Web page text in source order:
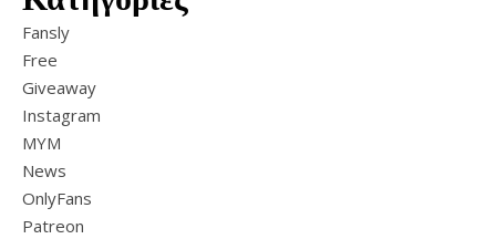
Fansly
Free
Giveaway
Instagram
MYM
News
OnlyFans
Patreon